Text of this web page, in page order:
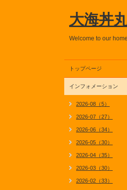
大海丼
Welcome to our
トップページ
インフォメーション
2026-08（5）
2026-07（27）
2026-06（34）
2026-05（30）
2026-04（35）
2026-03（30）
2026-02（33）